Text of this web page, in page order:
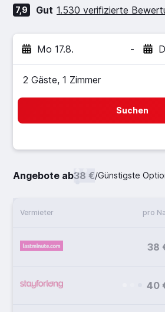
7,9 Gut 1.530 verifizierte
Mo 17.8. -
2 Gäste, 1 Zimmer
Suchen
Angebote ab38 €/Günstigste
Vermieter pro
38
40